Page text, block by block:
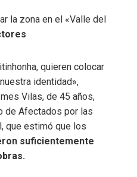
la zona en el «Valle del
quieren colocar
identidad»,
Vilas, de 45 años,
de Afectados por las
que estimó que los
suficientemente